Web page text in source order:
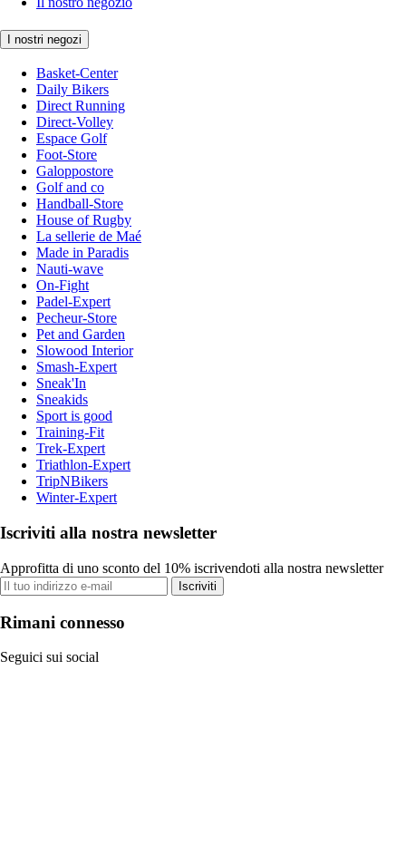
I nostri negozi
Basket-Center
Daily Bikers
Direct Running
Direct-Volley
Espace Golf
Foot-Store
Galoppostore
Golf and co
Handball-Store
House of Rugby
La sellerie de Maé
Made in Paradis
Nauti-wave
On-Fight
Padel-Expert
Pecheur-Store
Pet and Garden
Slowood Interior
Smash-Expert
Sneak'In
Sneakids
Sport is good
Training-Fit
Trek-Expert
Triathlon-Expert
TripNBikers
Winter-Expert
Iscriviti alla nostra newsletter
Approfitta di uno sconto del 10% iscrivendoti alla nostra newsletter
Iscriviti
Rimani connesso
Seguici sui social